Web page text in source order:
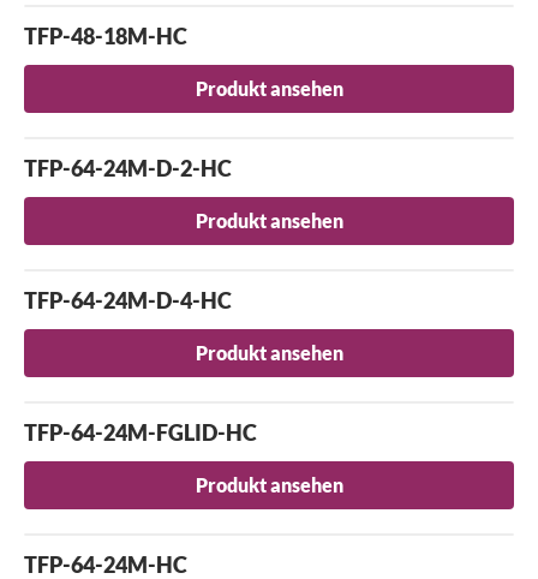
TFP-48-18M-HC
Produkt ansehen
TFP-64-24M-D-2-HC
Produkt ansehen
TFP-64-24M-D-4-HC
Produkt ansehen
TFP-64-24M-FGLID-HC
Produkt ansehen
TFP-64-24M-HC